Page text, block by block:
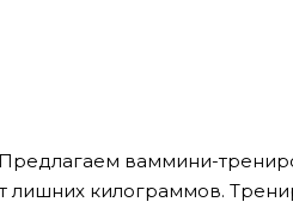
ваммини-
лишних килограммов.